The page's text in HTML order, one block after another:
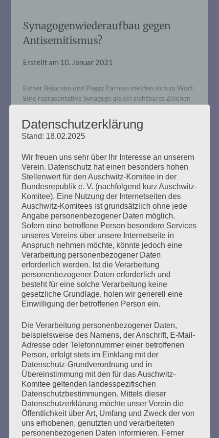
Synagogenwiederaufbau gegen
Antisemitismus?
Erstellt am 10. Januar 2021
Esther Bejarano und Peggy Parnass melden sich zu Wort.
Eine repräsentative Synagoge als ein sichtbares Zeichen
Antisemitismus stoppen? Esther Bejarano: Ja, wenn das
helfen würde, würde ich sagen: Bitte baut tausend
Synagogen! Allein: Ich zweifle an der Sinnhaftigkeit
auf dem…
mehr ...
Erstellt am19. Oktober 2020
Die Botschaft der Überlebenden, rechte
Bedrohungsallianzen und Antisemitismus heute GEGEN
DAS VERGESSEN: Veranstaltung des Auschwitz-
Komitees zur Pogromnacht 1938 Aufzeichnung unserer
Online-Veranstaltung vom 5. November. Wir hörten die
Botschaft von Überlebenden der Konzentrationslager,
von dem Auftrag, den sie von ihren Müttern und Vätern,
ihren Familien und Leidensgenoss*innen erhielten: zu
Datenschutzerklärung
Stand: 18.02.2025
Wir freuen uns sehr über Ihr Interesse an unserem
Verein. Datenschutz hat einen besonders hohen
Stellenwert für den Auschwitz-Komitee in der
Bundesrepublik e. V. (nachfolgend kurz Auschwitz-
Komitee). Eine Nutzung der Internetseiten des
Auschwitz-Komitees ist grundsätzlich ohne jede
Angabe personenbezogener Daten möglich.
Sofern eine betroffene Person besondere Services
unseres Vereins über unsere Internetseite in
Anspruch nehmen möchte, könnte jedoch eine
Verarbeitung personenbezogener Daten
erforderlich werden. Ist die Verarbeitung
personenbezogener Daten erforderlich und
besteht für eine solche Verarbeitung keine
gesetzliche Grundlage, holen wir generell eine
Einwilligung der betroffenen Person ein.
Die Verarbeitung personenbezogener Daten,
beispielsweise des Namens, der Anschrift, E-Mail-
Adresse oder Telefonnummer einer betroffenen
Person, erfolgt stets im Einklang mit der
Datenschutz-Grundverordnung und in
Übereinstimmung mit den für das Auschwitz-
Komitee geltenden landesspezifischen
Datenschutzbestimmungen. Mittels dieser
Datenschutzerklärung möchte unser Verein die
Öffentlichkeit über Art, Umfang und Zweck der von
uns erhobenen, genutzten und verarbeiteten
personenbezogenen Daten informieren. Ferner